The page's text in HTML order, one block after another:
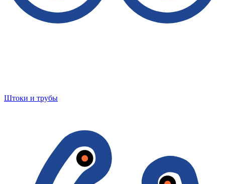
Штоки и трубы